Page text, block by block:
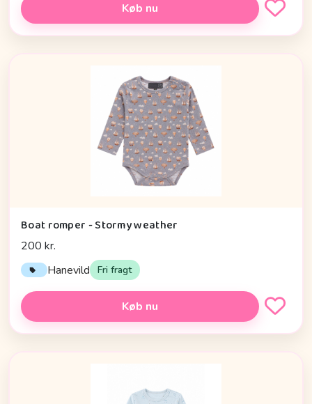
Køb nu
Boat romper - Stormy weather
200 kr.
Hanevild Fri fragt
Køb nu